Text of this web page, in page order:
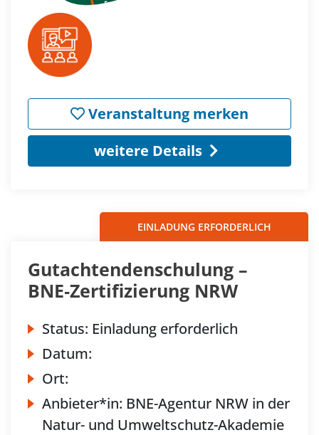
Veranstaltung merken
weitere Details
EINLADUNG ERFORDERLICH
Gutachtendenschulung –
BNE‐Zertifizierung NRW
Status: Einladung erforderlich
Datum:
Ort:
Anbieter*in: BNE-Agentur NRW in der
Natur- und Umweltschutz-Akademie